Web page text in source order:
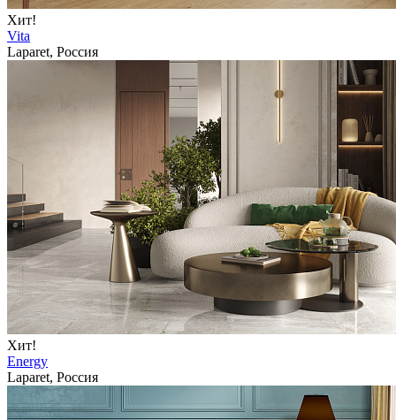
Хит!
Vita
Laparet, Россия
Хит!
Energy
Laparet, Россия